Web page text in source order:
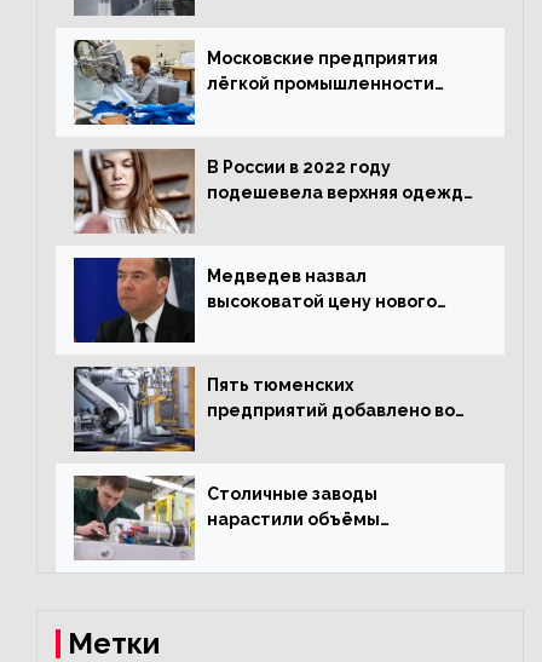
Московские предприятия
лёгкой промышленности
В России в 2022 году
подешевела верхняя одежда
Медведев назвал
высоковатой цену нового
Пять тюменских
предприятий добавлено во
туризма
Столичные заводы
нарастили объёмы
электрооборудования на
Метки